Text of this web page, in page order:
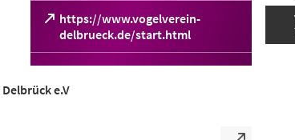
https://www.vogelverein-
delbrueck.de/start.html
(Öffnet
in
einem
neuen
Tab)
e.V